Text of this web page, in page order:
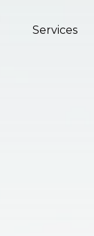
Services